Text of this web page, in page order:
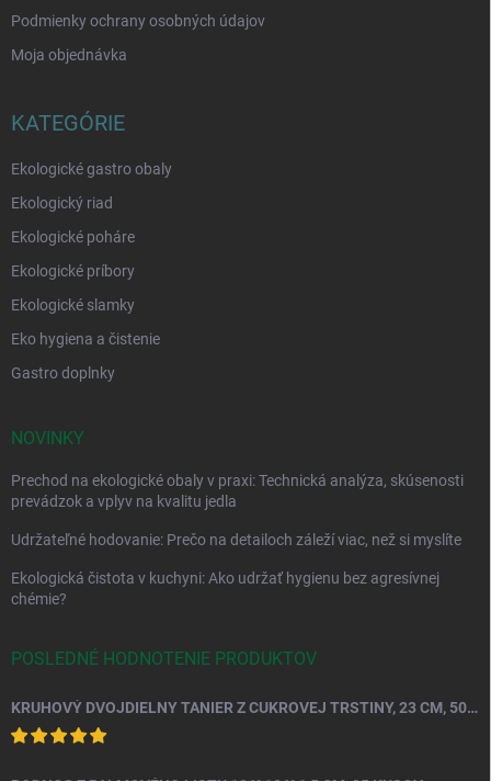
Podmienky ochrany osobných údajov
Moja objednávka
KATEGÓRIE
Ekologické gastro obaly
Ekologický riad
Ekologické poháre
Ekologické príbory
Ekologické slamky
Eko hygiena a čistenie
Gastro doplnky
NOVINKY
Prechod na ekologické obaly v praxi: Technická analýza, skúsenosti
prevádzok a vplyv na kvalitu jedla
Udržateľné hodovanie: Prečo na detailoch záleží viac, než si myslíte
Ekologická čistota v kuchyni: Ako udržať hygienu bez agresívnej
chémie?
POSLEDNÉ HODNOTENIE PRODUKTOV
KRUHOVÝ DVOJDIELNY TANIER Z CUKROVEJ TRSTINY, 23 CM, 50 KS.